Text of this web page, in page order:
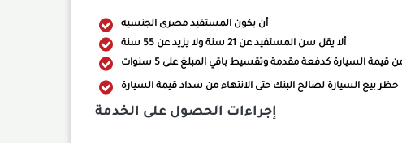
أن يكون المستفيد مصرى الجنسيه
ألا يقل سن المستفيد عن 21 سنة ولا يزيد عن 55 سنة
حظر بيع السيارة لصالح البنك حتى الانتهاء من سداد قيمة السيارة
إجراءات الحصول على الخدمة